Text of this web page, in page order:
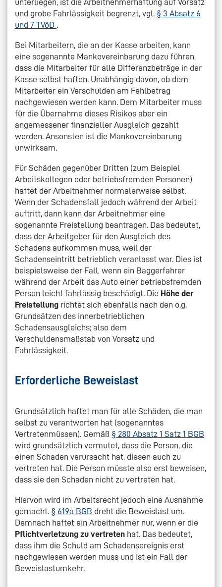
unterliegen, ist die Arbeitnehmerhaftung auf Vorsatz
und grobe Fahrlässigkeit begrenzt, vgl. § 3 Absatz 6
und 7 TVöD .
Bei Mitarbeitern, die an der Kasse arbeiten, kann
eine sogenannte Mankovereinbarung dazu führen,
dass die Mitarbeiter für alle Differenzbeträge in der
Kasse selbst haften. Unabhängig davon, ob dem
Mitarbeiter ein Verschulden am Fehlbetrag
nachgewiesen werden kann. Dem Mitarbeiter muss
für die Übernahme dieses Risikos aber ein
angemessener finanzieller Ausgleich gezahlt
werden. Ansonsten ist die Mankovereinbarung
unwirksam.
Für Schäden gegenüber Dritten (zum Beispiel
Arbeitskollegen oder betriebsfremden Personen)
haftet der Arbeitnehmer normalerweise selbst.
Wenn der Schadensfall jedoch während der Arbeit
auftritt, dann kann der Arbeitnehmer eine
sogenannte Freistellung beantragen. Das bedeutet,
dass der Arbeitgeber für den Ausgleich des
Schadens aufkommen muss, weil der
Schadenseintritt betrieblich veranlasst war. Dies ist
beispielsweise der Fall, wenn ein Baggerfahrer
während der Arbeit das Auto einer betriebsfremden
Person leicht fahrlässig beschädigt. Die Höhe der
Freistellung richtet sich ebenfalls nach den o.g.
Grundsätzen des innerbetrieblichen
Schadensausgleichs; also dem
Verschuldensmaßstab von Vorsatz und
Fahrlässigkeit.
Erforderliche Beweislast
Grundsätzlich haftet man für alle Schäden, die man
selbst zu verantworten hat (sogenanntes
Vertretenmüssen). Gemäß § 280 Absatz 1 Satz 1 BGB
wird grundsätzlich vermutet, dass die Person, die
einen Schaden verursacht hat, diesen auch zu
vertreten hat. Die Person müsste also erst beweisen,
dass sie den Schaden nicht zu vertreten hat.
Hiervon wird im Arbeitsrecht jedoch eine Ausnahme
gemacht. § 619a BGB dreht die Beweislast um.
Demnach haftet ein Arbeitnehmer nur, wenn er die
Pflichtverletzung zu vertreten hat. Das bedeutet,
dass ihm die Schuld am Schadensereignis erst
nachgewiesen werden muss und ist ein Fall der
Beweislastumkehr.